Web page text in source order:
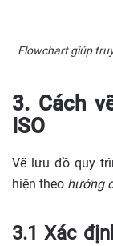
Flowchart giúp
3. Cách
ISO
Vẽ lưu đồ quy
hiện theo hướng
3.1 Xác